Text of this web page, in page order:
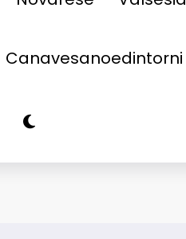
Canavesanoedintorni